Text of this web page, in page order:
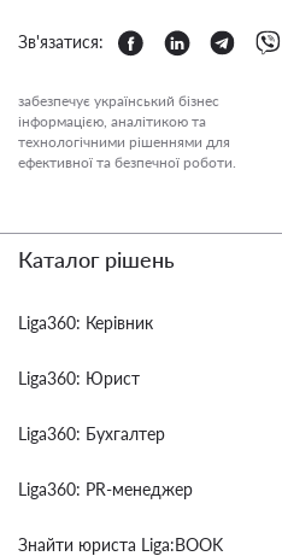
Зв'язатися:
забезпечує український бізнес
інформацією, аналітикою та
технологічними рішеннями для
ефективної та безпечної роботи.
Каталог рішень
Liga360: Керівник
Liga360: Юрист
Liga360: Бухгалтер
Liga360: PR-менеджер
Знайти юриста Liga:BOOK